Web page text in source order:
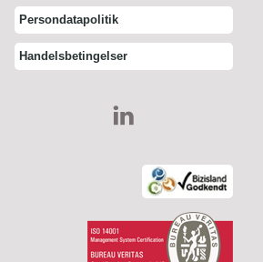
Persondatapolitik
Handelsbetingelser